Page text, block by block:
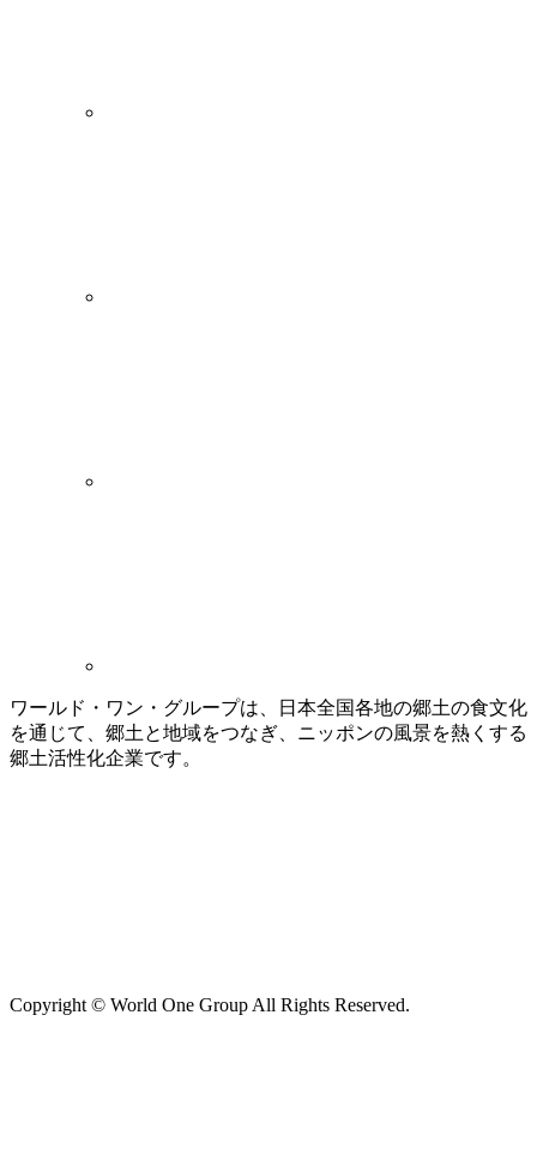
ワールド・ワン・グループは、日本全国各地の郷土の食文化
を通じて、郷土と地域をつなぎ、ニッポンの風景を熱くする
郷土活性化企業です。
Copyright © World One Group All Rights Reserved.